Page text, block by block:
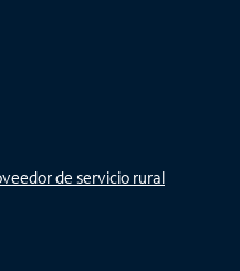
de servicio rural